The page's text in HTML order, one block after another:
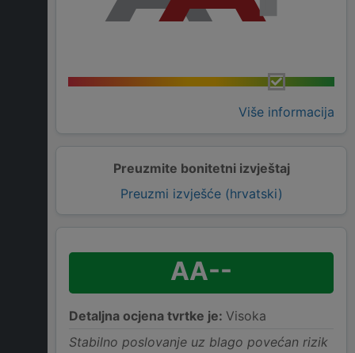
Više informacija
Preuzmite bonitetni izvještaj
Preuzmi izvješće (hrvatski)
AA--
Detaljna ocjena tvrtke je: Visoka
Stabilno poslovanje uz blago povećan rizik